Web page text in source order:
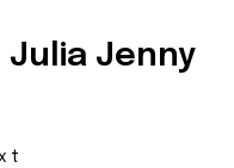
Jenny